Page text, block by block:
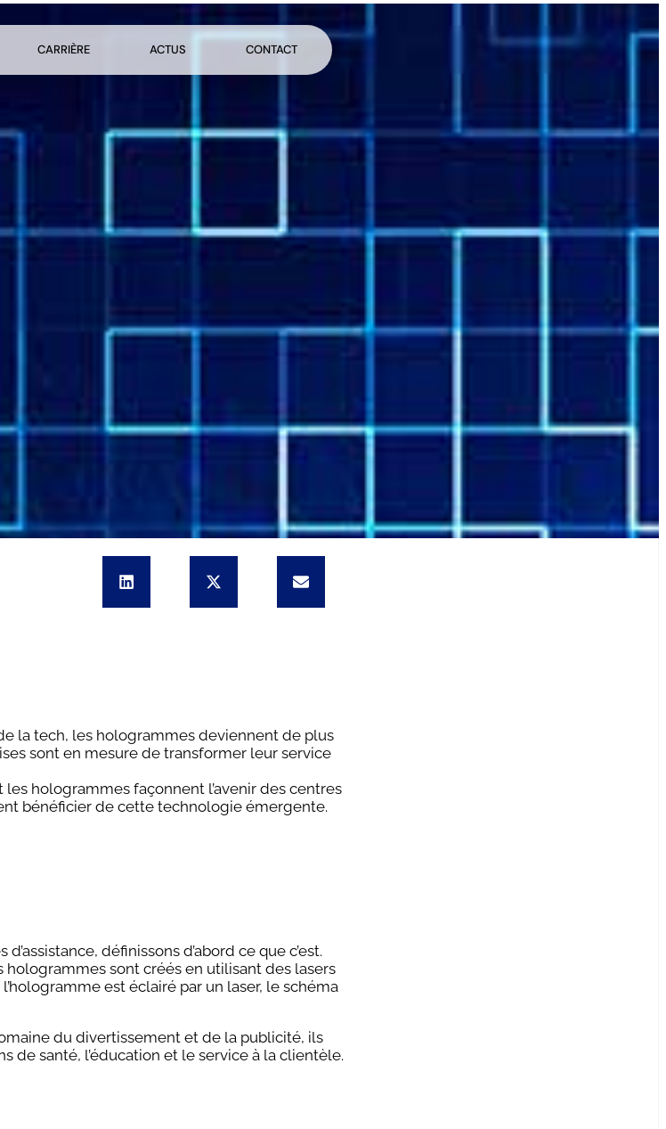
CARRIÈRE ACTUS CONTACT
la tech, les hologrammes deviennent de plus
sont en mesure de transformer leur service
hologrammes façonnent l’avenir des centres
bénéficier de cette technologie émergente.
définissons d’abord ce que c’est.
hologrammes sont créés en utilisant des lasers
est éclairé par un laser, le schéma
du divertissement et de la publicité, ils
de santé, l’éducation et le service à la clientèle.